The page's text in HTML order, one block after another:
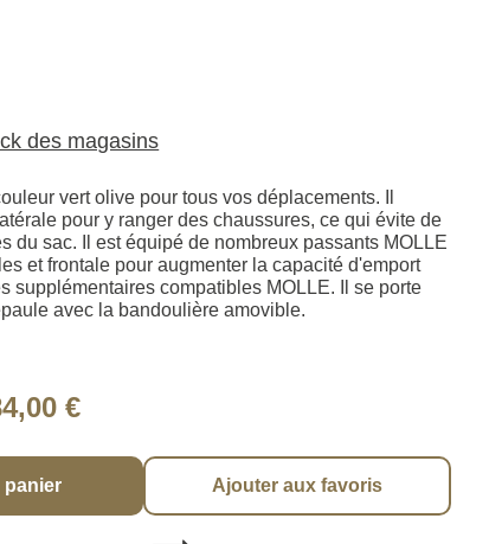
des magasins
vert olive pour tous vos déplacements. Il
pour y ranger des chaussures, ce qui évite de
du sac. Il est équipé de nombreux passants MOLLE
et frontale pour augmenter la capacité d'emport
supplémentaires compatibles MOLLE. Il se porte
avec la bandoulière amovible.
€
panier Ajouter aux favoris